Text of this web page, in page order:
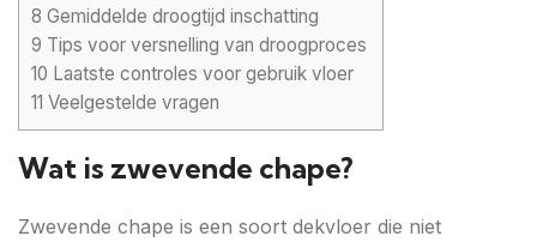
8 Gemiddelde droogtijd inschatting
9 Tips voor versnelling van droogproces
10 Laatste controles voor gebruik vloer
11 Veelgestelde vragen
Wat is zwevende chape?
Zwevende chape is een soort dekvloer die niet